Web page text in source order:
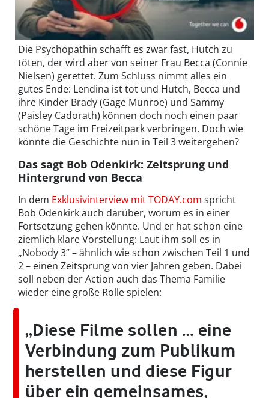
Die Psychopathin schafft es zwar fast, Hutch zu
töten, der wird aber von seiner Frau Becca (Connie
Nielsen) gerettet. Zum Schluss nimmt alles ein
gutes Ende: Lendina ist tot und Hutch, Becca und
ihre Kinder Brady (Gage Munroe) und Sammy
(Paisley Cadorath) können doch noch einen paar
schöne Tage im Freizeitpark verbringen. Doch wie
könnte die Geschichte nun in Teil 3 weitergehen?
Das sagt Bob Odenkirk: Zeitsprung und
Hintergrund von Becca
In dem Exklusivinterview mitTODAY.com spricht
Bob Odenkirk auch darüber, worum es in einer
Fortsetzung gehen könnte. Und er hat schon eine
ziemlich klare Vorstellung: Laut ihm soll es in
„Nobody 3” – ähnlich wie schon zwischen Teil 1 und
2 – einen Zeitsprung von vier Jahren geben. Dabei
soll neben der Action auch das Thema Familie
wieder eine große Rolle spielen:
„Diese Filme sollen … eine
Verbindung zum Publikum
herstellen und diese Figur
über ein gemeinsames,